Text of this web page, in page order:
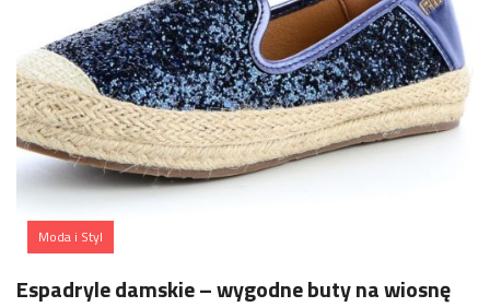
Moda i Styl
Espadryle damskie – wygodne buty na wiosnę